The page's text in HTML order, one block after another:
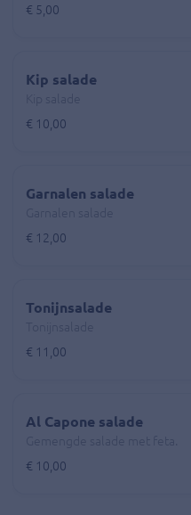
€ 5,00
Kip salade
€ 10,00
Garnalen salade
€ 12,00
Tonijnsalade
€ 11,00
Al Capone salade
€ 10,00